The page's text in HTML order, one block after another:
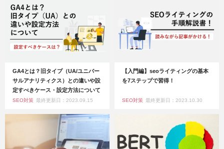
GA4とは？旧タイプ（UA/ユニバー
サルアナリティクス）との違いや設
定すべきケース・設定方法について
SEO対策 最終更新日：2023.09.15
【入門編】seoライティングの基本
を7ステップで習得！
SEO対策 最終更新日：2023.10.30